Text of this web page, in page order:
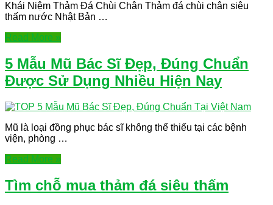
Khái Niệm Thảm Đá Chùi Chân Thảm đá chùi chân siêu
thấm nước Nhật Bản …
Read More »
5 Mẫu Mũ Bác Sĩ Đẹp, Đúng Chuẩn
Được Sử Dụng Nhiều Hiện Nay
Mũ là loại đồng phục bác sĩ không thể thiếu tại các bệnh
viện, phòng …
Read More »
Tìm chỗ mua thảm đá siêu thấm